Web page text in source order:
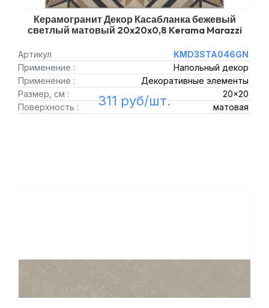
Керамогранит Декор Касабланка бежевый
светлый матовый 20x20x0,8 Kerama Marazzi
Артикул
KMD3STA046GN
Применение :
Напольный декор
Применение :
Декоративные элементы
Размер, см :
20x20
Поверхность :
матовая
311 руб/шт.